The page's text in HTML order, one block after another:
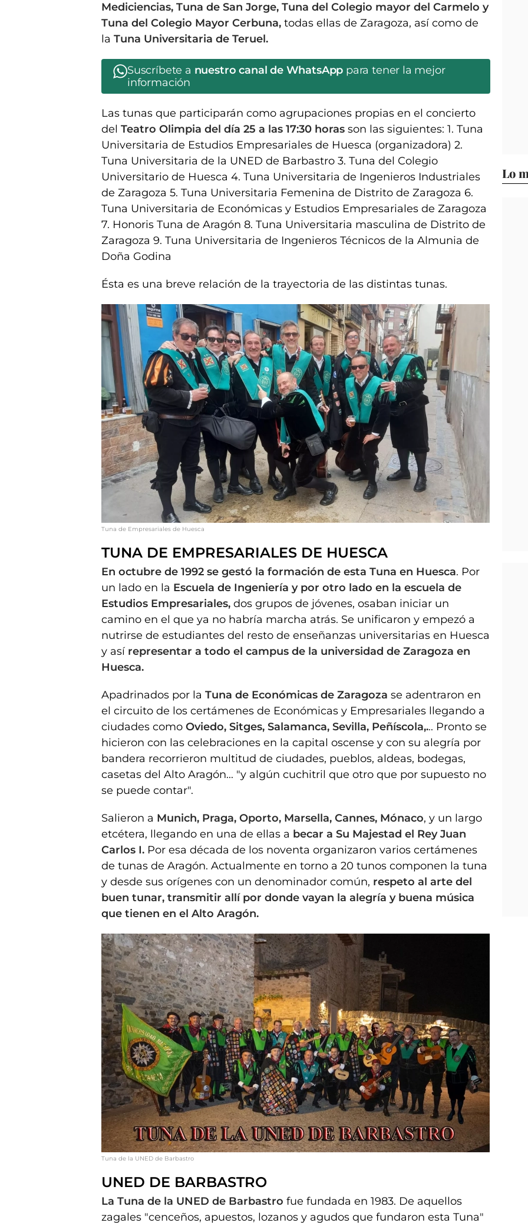
Mediciencias, Tuna de San Jorge, Tuna del Colegio mayor del Carmelo y
Tuna del Colegio Mayor Cerbuna, todas ellas de Zaragoza, así como de
la Tuna Universitaria de Teruel.
Suscríbete a nuestro canal de WhatsApp para tener la mejor
información
Las tunas que participarán como agrupaciones propias en el concierto
del Teatro Olimpia del día 25 a las 17:30 horas son las siguientes: 1. Tuna
Universitaria de Estudios Empresariales de Huesca (organizadora) 2.
Tuna Universitaria de la UNED de Barbastro 3. Tuna del Colegio
Universitario de Huesca 4. Tuna Universitaria de Ingenieros Industriales
de Zaragoza 5. Tuna Universitaria Femenina de Distrito de Zaragoza 6.
Tuna Universitaria de Económicas y Estudios Empresariales de Zaragoza
7. Honoris Tuna de Aragón 8. Tuna Universitaria masculina de Distrito de
Zaragoza 9. Tuna Universitaria de Ingenieros Técnicos de la Almunia de
Doña Godina
Ésta es una breve relación de la trayectoria de las distintas tunas.
Tuna de Empresariales de Huesca
TUNA DE EMPRESARIALES DE HUESCA
En octubre de 1992 se gestó la formación de esta Tuna en Huesca. Por
un lado en la Escuela de Ingeniería y por otro lado en la escuela de
Estudios Empresariales, dos grupos de jóvenes, osaban iniciar un
camino en el que ya no habría marcha atrás. Se unificaron y empezó a
nutrirse de estudiantes del resto de enseñanzas universitarias en Huesca
y así representar a todo el campus de la universidad de Zaragoza en
Huesca.
Apadrinados por la Tuna de Económicas de Zaragoza se adentraron en
el circuito de los certámenes de Económicas y Empresariales llegando a
ciudades como Oviedo, Sitges, Salamanca, Sevilla, Peñíscola,... Pronto se
hicieron con las celebraciones en la capital oscense y con su alegría por
bandera recorrieron multitud de ciudades, pueblos, aldeas, bodegas,
casetas del Alto Aragón... "y algún cuchitril que otro que por supuesto no
se puede contar".
Salieron a Munich, Praga, Oporto, Marsella, Cannes, Mónaco, y un largo
etcétera, llegando en una de ellas a becar a Su Majestad el Rey Juan
Carlos I. Por esa década de los noventa organizaron varios certámenes
de tunas de Aragón. Actualmente en torno a 20 tunos componen la tuna
y desde sus orígenes con un denominador común, respeto al arte del
buen tunar, transmitir allí por donde vayan la alegría y buena música
que tienen en el Alto Aragón.
Tuna de la UNED de Barbastro
UNED DE BARBASTRO
La Tuna de la UNED de Barbastro fue fundada en 1983. De aquellos
zagales "cenceños, apuestos, lozanos y agudos que fundaron esta Tuna"
Lo